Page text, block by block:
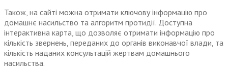
Також, на сайті можна отримати ключову інформацію про
домашнє насильство та алгоритм протидії. Доступна
інтерактивна карта, що дозволяє отримати інформацію про
кількість звернень, переданих до органів виконавчої влади, та
кількість наданих консультацій жертвам домашнього
насильства.